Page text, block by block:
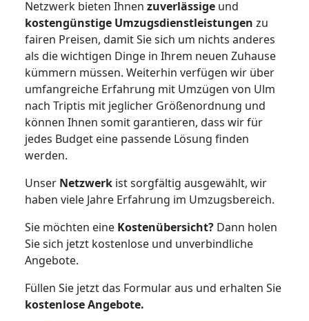
Netzwerk bieten Ihnen zuverlässige und
kostengünstige Umzugsdienstleistungen zu
fairen Preisen, damit Sie sich um nichts anderes
als die wichtigen Dinge in Ihrem neuen Zuhause
kümmern müssen. Weiterhin verfügen wir über
umfangreiche Erfahrung mit Umzügen von Ulm
nach Triptis mit jeglicher Größenordnung und
können Ihnen somit garantieren, dass wir für
jedes Budget eine passende Lösung finden
werden.
Unser Netzwerk ist sorgfältig ausgewählt, wir
haben viele Jahre Erfahrung im Umzugsbereich.
Sie möchten eine Kostenübersicht? Dann holen
Sie sich jetzt kostenlose und unverbindliche
Angebote.
Füllen Sie jetzt das Formular aus und erhalten Sie
kostenloseAngebote.